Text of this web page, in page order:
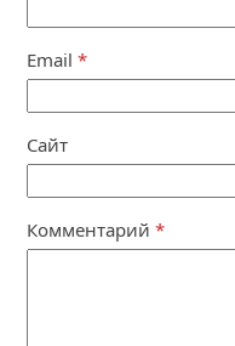
Email*
Сайт
Комментарий*